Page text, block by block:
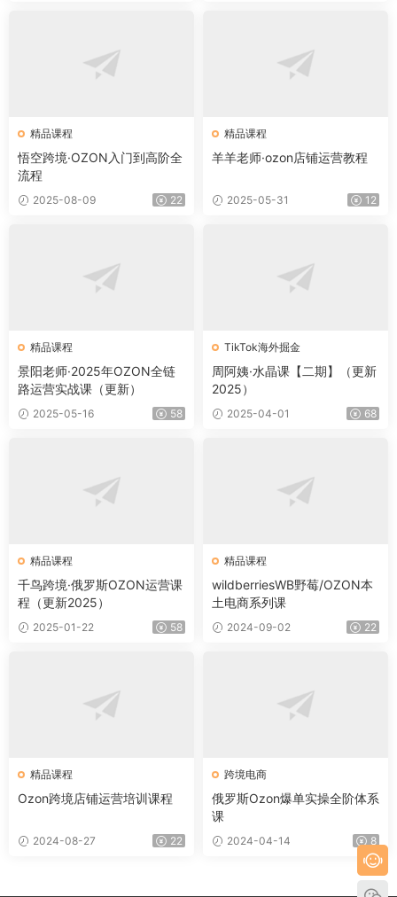
精品课程
悟空跨境·OZON入门到高阶全
流程
2025-08-09 22
精品课程
羊羊老师·ozon店铺运营教程
2025-05-31 12
精品课程
景阳老师·2025年OZON全链
路运营实战课（更新）
2025-05-16 58
TikTok海外掘金
周阿姨·水晶课【二期】（更新
2025）
2025-04-01 68
精品课程
千鸟跨境·俄罗斯OZON运营课
程（更新2025）
2025-01-22 58
精品课程
wildberriesWB野莓/OZON本
土电商系列课
2024-09-02 22
精品课程
Ozon跨境店铺运营培训课程
2024-08-27 22
跨境电商
俄罗斯Ozon爆单实操全阶体系
课
2024-04-14 8